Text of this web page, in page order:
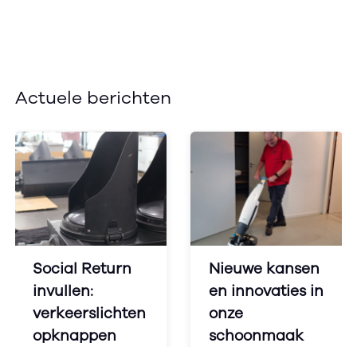
Actuele berichten
Social Return
invullen:
verkeerslichten
opknappen
Nieuwe kansen
en innovaties in
onze
schoonmaak